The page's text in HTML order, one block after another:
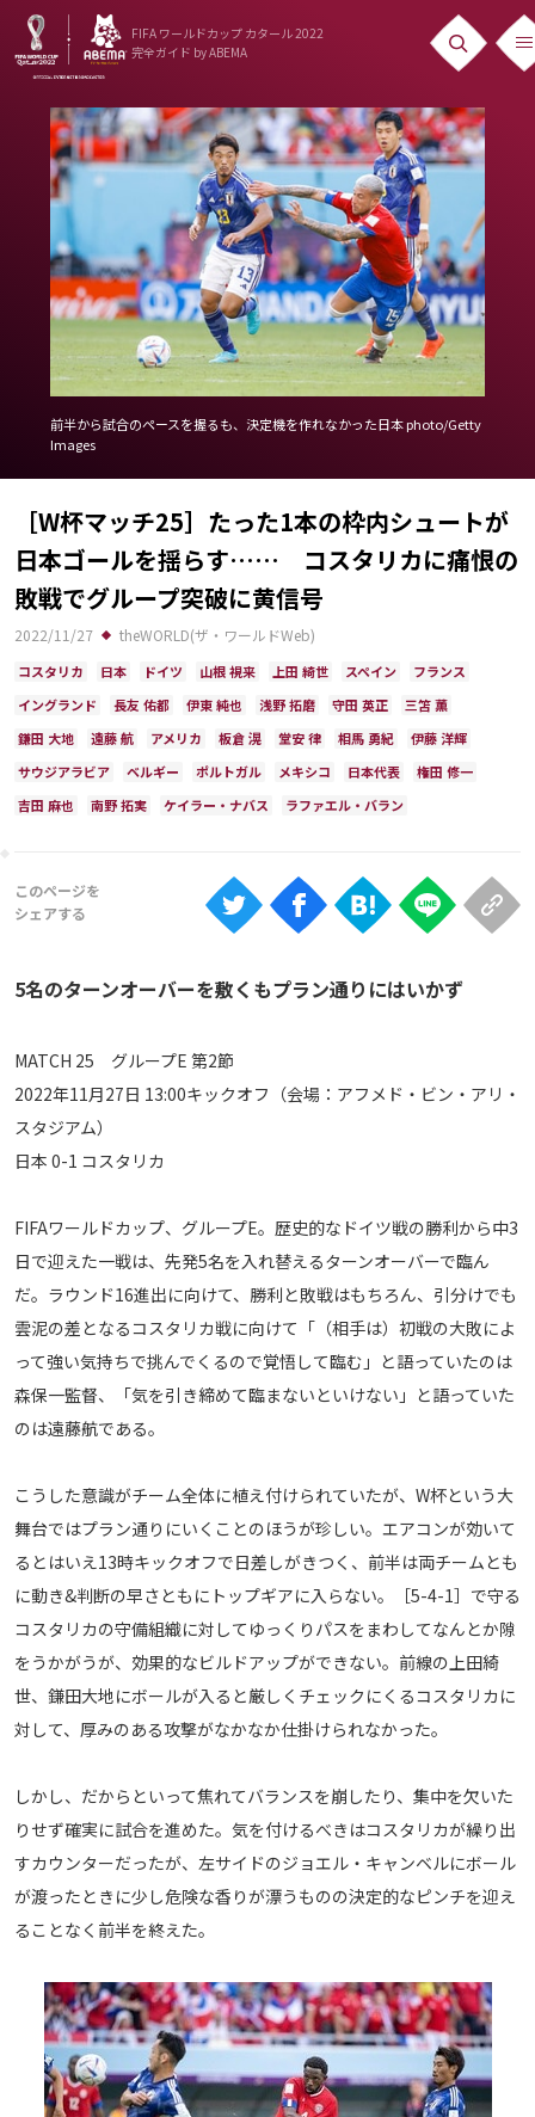
FIFA ワールドカップ カタール 2022
完全ガイド by ABEMA
ニュース
News
出場国
Teams
日本代表
Team Japan
日程・結果
Schedule
ランキング
Ranking
大会について
About
視聴方法
Web
TV
メディアアライアンス
運営会社
ご利用にあたって
Share
© AbemaTV. Inc. All Rights Reserved.
前半から試合のペースを握るも、決定機を作れなかった日本 photo/Getty
Images
［W杯マッチ25］たった1本の枠内シュートが
日本ゴールを揺らす…… コスタリカに痛恨の
敗戦でグループ突破に黄信号
2022/11/27 theWORLD(ザ・ワールドWeb)
コスタリカ 日本 ドイツ 山根 視来 上田 綺世 スペイン
フランス
イングランド
長友 佑都 伊東 純也 浅野 拓磨 守田 英正
三笘 薫
鎌田 大地
遠藤 航 アメリカ 板倉 滉 堂安 律 相馬 勇紀
伊藤 洋輝
サウジアラビア
ベルギー ポルトガル メキシコ 日本代表
権田 修一
吉田 麻也
南野 拓実 ケイラー・ナバス ラファエル・バラン
5名のターンオーバーを敷くもプラン通りにはいかず
MATCH 25 グループE 第2節
2022年11月27日 13:00キックオフ（会場：アフメド・ビン・アリ・
スタジアム）
日本 0-1 コスタリカ
FIFAワールドカップ、グループE。歴史的なドイツ戦の勝利から中3
日で迎えた一戦は、先発5名を入れ替えるターンオーバーで臨ん
だ。ラウンド16進出に向けて、勝利と敗戦はもちろん、引分けでも
雲泥の差となるコスタリカ戦に向けて「（相手は）初戦の大敗によ
って強い気持ちで挑んでくるので覚悟して臨む」と語っていたのは
森保一監督、「気を引き締めて臨まないといけない」と語っていた
のは遠藤航である。
こうした意識がチーム全体に植え付けられていたが、W杯という大
舞台ではプラン通りにいくことのほうが珍しい。エアコンが効いて
るとはいえ13時キックオフで日差しがきつく、前半は両チームとも
に動き&判断の早さともにトップギアに入らない。［5-4-1］で守る
コスタリカの守備組織に対してゆっくりパスをまわしてなんとか隙
をうかがうが、効果的なビルドアップができない。前線の上田綺
世、鎌田大地にボールが入ると厳しくチェックにくるコスタリカに
対して、厚みのある攻撃がなかなか仕掛けられなかった。
しかし、だからといって焦れてバランスを崩したり、集中を欠いた
りせず確実に試合を進めた。気を付けるべきはコスタリカが繰り出
すカウンターだったが、左サイドのジョエル・キャンベルにボール
が渡ったときに少し危険な香りが漂うものの決定的なピンチを迎え
ることなく前半を終えた。